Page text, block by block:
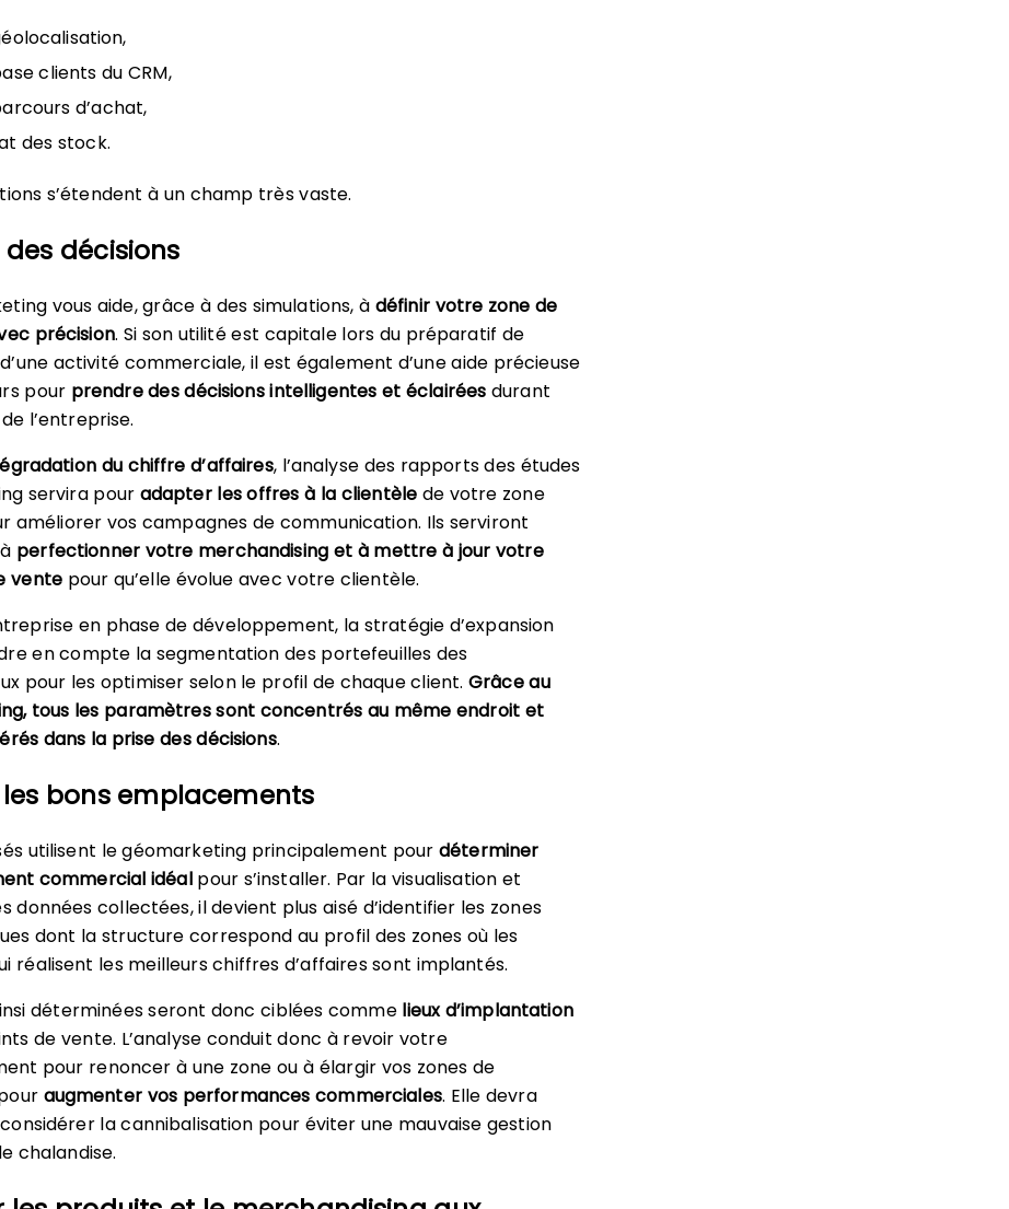
clients du CRM,
d’achat,
des stock.
s’étendent à un champ très vaste.
décisions
vous aide, grâce à des simulations, à définir votre zone de
précision. Si son utilité est capitale lors du préparatif de
activité commerciale, il est également d’une aide précieuse
pour prendre des décisions intelligentes et éclairées durant
l’entreprise.
du chiffre d’affaires, l’analyse des rapports des études
servira pour adapter les offres à la clientèle de votre zone
améliorer vos campagnes de communication. Ils serviront
perfectionner votre merchandising et à mettre à jour votre
ventepour qu’elle évolue avec votre clientèle.
en phase de développement, la stratégie d’expansion
en compte la segmentation des portefeuilles des
pour les optimiser selon le profil de chaque client.Grâce au
tous les paramètres sont concentrés au même endroit et
dans la prise des décisions.
bons emplacements
utilisent le géomarketing principalement pour déterminer
commercial idéalpour s’installer. Par la visualisation et
données collectées, il devient plus aisé d’identifier les zones
dont la structure correspond au profil des zones où les
réalisent les meilleurs chiffres d’affaires sont implantés.
déterminées seront donc ciblées comme lieux d’implantation
de vente. L’analyse conduit donc à revoir votre
pour renoncer à une zone ou à élargir vos zones de
augmenter vos performances commerciales. Elle devra
la cannibalisation pour éviter une mauvaise gestion
chalandise.